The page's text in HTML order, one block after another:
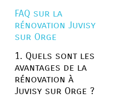
FAQ sur la
rénovation Juvisy
sur Orge
1. Quels sont les
avantages de la
rénovation à
Juvisy sur Orge ?